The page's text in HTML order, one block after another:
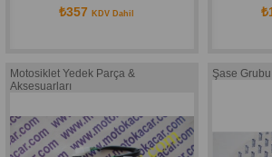
₺357 KDV Dahil
Motosiklet Yedek Parça &
Aksesuarları
Şase Grubu